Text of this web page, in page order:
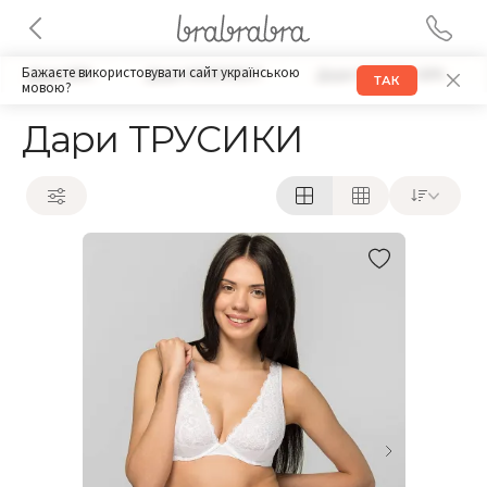
Бажаєте використовувати сайт українською
мовою?
ТАК
Дари БРА Дари КОМПЛЕКТ Дари НАБОРЫ БРА
Дари ТРУСИКИ